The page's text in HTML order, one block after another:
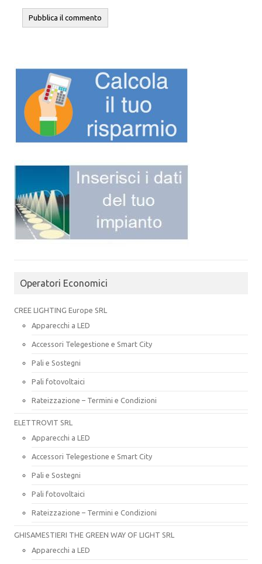
Operatori Economici
CREE LIGHTING Europe SRL
Apparecchi a LED
Accessori Telegestione e Smart City
Pali e Sostegni
Pali fotovoltaici
Rateizzazione – Termini e Condizioni
ELETTROVIT SRL
Apparecchi a LED
Accessori Telegestione e Smart City
Pali e Sostegni
Pali fotovoltaici
Rateizzazione – Termini e Condizioni
GHISAMESTIERI THE GREEN WAY OF LIGHT SRL
Apparecchi a LED